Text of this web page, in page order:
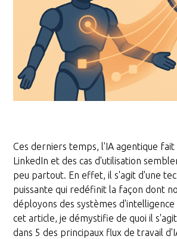
Ces derniers temps, l'IA agentique fait
LinkedIn et des cas d'utilisation
peu partout. En effet, il s'agit d'une
puissante qui redéfinit la façon dont
déployons des systèmes
cet article, je démystifie de quoi il
dans 5 des principaux flux de travail